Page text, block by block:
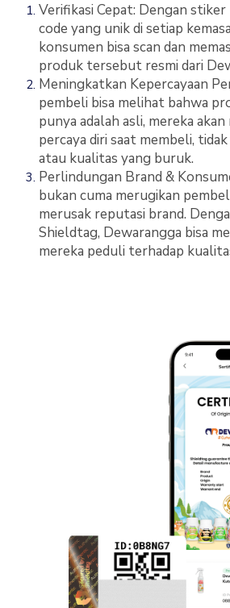
Verifikasi Cepat: Dengan
code yang unik di setiap
konsumen bisa scan dan
produk tersebut resmi dari
Meningkatkan Kepercayaan
pembeli bisa melihat bahwa
punya adalah asli, mereka akan
percaya diri saat membeli,
atau kualitas yang buruk.
Perlindungan Brand &
bukan cuma merugikan
merusak reputasi brand.
Shieldtag, Dewarangga bisa
mereka peduli terhadap